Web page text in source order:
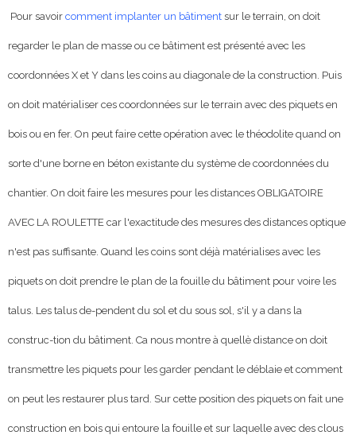
Pour savoir comment implanter un bâtiment sur le terrain, on doit
regarder le plan de masse ou ce bâtiment est présenté avec les
coordonnées X et Y dans les coins au diagonale de la construction. Puis
on doit matérialiser ces coordonnées sur le terrain avec des piquets en
bois ou en fer. On peut faire cette opération avec le théodolite quand on
sorte d'une borne en béton existante du système de coordonnées du
chantier. On doit faire les mesures pour les distances OBLIGATOIRE
AVEC LA ROULETTE car l'exactitude des mesures des distances optique
n'est pas suffisante. Quand les coins sont déjà matérialises avec les
piquets on doit prendre le plan de la fouille du bâtiment pour voire les
talus. Les talus de-pendent du sol et du sous sol, s'il y a dans la
construc-tion du bâtiment. Ca nous montre à quellè distance on doit
transmettre les piquets pour les garder pendant le déblaie et comment
on peut les restaurer plus tard. Sur cette position des piquets on fait une
construction en bois qui entoure la fouille et sur laquelle avec des clous